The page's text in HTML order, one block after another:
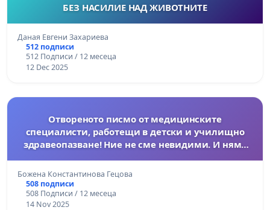
БЕЗ НАСИЛИЕ НАД ЖИВОТНИТЕ
Даная Евгени Захариева
512 подписи
512 Подписи / 12 месеца
12 Dec 2025
Отвореното писмо от медицинските
специалисти, работещи в детски и училищно
здравеопазване! Ние не сме невидими. И няма
Божена Константинова Гецова
508 подписи
508 Подписи / 12 месеца
14 Nov 2025